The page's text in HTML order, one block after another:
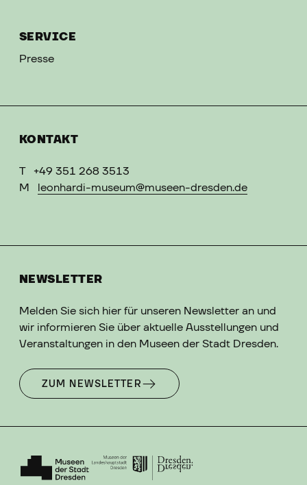
SERVICE
Presse
KONTAKT
T
+49 351 268 3513
M
leonhardi-museum@museen-dresden.de
NEWSLETTER
Melden Sie sich hier für unseren Newsletter an und
wir informieren Sie über aktuelle Ausstellungen und
Veranstaltungen in den Museen der Stadt Dresden.
ZUM NEWSLETTER